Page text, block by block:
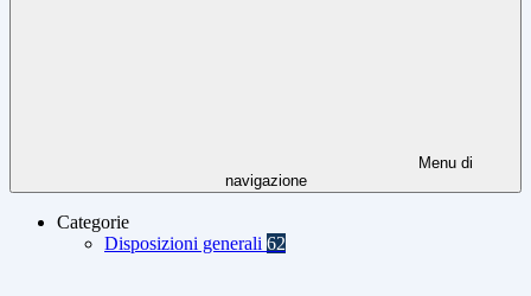
Menu di
navigazione
Categorie
Disposizioni generali 62